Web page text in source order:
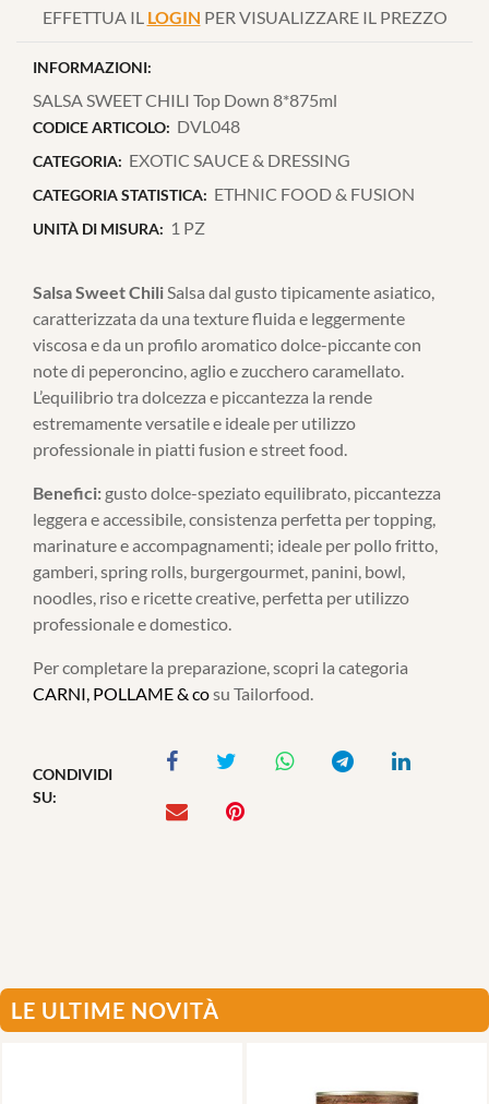
EFFETTUA IL LOGIN PER VISUALIZZARE IL PREZZO
INFORMAZIONI:
SALSA SWEET CHILI Top Down 8*875ml
CODICE ARTICOLO: DVL048
CATEGORIA: EXOTIC SAUCE & DRESSING
CATEGORIA STATISTICA: ETHNIC FOOD & FUSION
UNITÀ DI MISURA: 1 PZ
Salsa Sweet ChiliSalsa dal gusto tipicamente asiatico,
caratterizzata da una texture fluida e leggermente
viscosa e da un profilo aromatico dolce-piccante con
note di peperoncino, aglio e zucchero caramellato.
L’equilibrio tra dolcezza e piccantezza la rende
estremamente versatile e ideale per utilizzo
professionale in piatti fusion e street food.
Benefici: gusto dolce-speziato equilibrato, piccantezza
leggera e accessibile, consistenza perfetta per topping,
marinature e accompagnamenti; ideale per pollo fritto,
gamberi, spring rolls, burgergourmet, panini, bowl,
noodles, riso e ricette creative, perfetta per utilizzo
professionale e domestico.
Per completare la preparazione, scopri la categoria
CARNI, POLLAME & cosu Tailorfood.
CONDIVIDI
SU:
LE ULTIME NOVITÀ